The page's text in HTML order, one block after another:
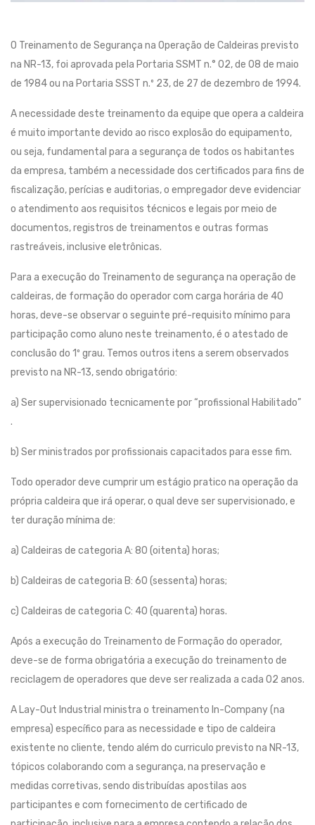
O Treinamento de Segurança na Operação de Caldeiras previsto
na NR-13, foi aprovada pela Portaria SSMT n.° 02, de 08 de maio
de 1984 ou na Portaria SSST n.º 23, de 27 de dezembro de 1994.
A necessidade deste treinamento da equipe que opera a caldeira
é muito importante devido ao risco explosão do equipamento,
ou seja, fundamental para a segurança de todos os habitantes
da empresa, também a necessidade dos certificados para fins de
fiscalização, perícias e auditorias, o empregador deve evidenciar
o atendimento aos requisitos técnicos e legais por meio de
documentos, registros de treinamentos e outras formas
rastreáveis, inclusive eletrônicas.
Para a execução do Treinamento de segurança na operação de
caldeiras, de formação do operador com carga horária de 40
horas, deve-se observar o seguinte pré-requisito mínimo para
participação como aluno neste treinamento, é o atestado de
conclusão do 1º grau. Temos outros itens a serem observados
previsto na NR-13, sendo obrigatório:
a) Ser supervisionado tecnicamente por “profissional Habilitado”
.
b) Ser ministrados por profissionais capacitados para esse fim.
Todo operador deve cumprir um estágio pratico na operação da
própria caldeira que irá operar, o qual deve ser supervisionado, e
ter duração mínima de:
a) Caldeiras de categoria A: 80 (oitenta) horas;
b) Caldeiras de categoria B: 60 (sessenta) horas;
c) Caldeiras de categoria C: 40 (quarenta) horas.
Após a execução do Treinamento de Formação do operador,
deve-se de forma obrigatória a execução do treinamento de
reciclagem de operadores que deve ser realizada a cada 02 anos.
A Lay-Out Industrial ministra o treinamento In-Company (na
empresa) específico para as necessidade e tipo de caldeira
existente no cliente, tendo além do curriculo previsto na NR-13,
tópicos colaborando com a segurança, na preservação e
medidas corretivas, sendo distribuídas apostilas aos
participantes e com fornecimento de certificado de